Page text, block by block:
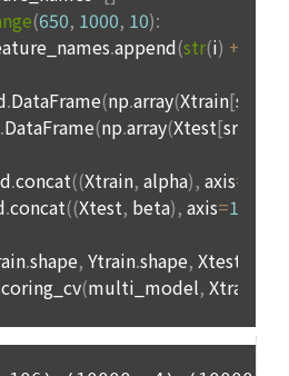
없나요? 회원가입
과)
미 지급받은 재화 및 서비스 등의 대
시작한다. 이 경우 “사이트”가 이용
에서의 소비자보호에 관한 법률 시
는 지연이자율을 곱하여 산정한 지
급함에 있어서 이용자가 신용카드 또
으로 재화 및 서비스 등의 대금을 지
결제수단을 제공한 사업자로 하여
의 청구를 정지 또는 취소하도록 요
원 내역과 관련된 개인정보를 보관
기업의 부정이용에 동참하는 것 방
관할 필요가 있음
받은 경우에는 약정한 기간 동안 보